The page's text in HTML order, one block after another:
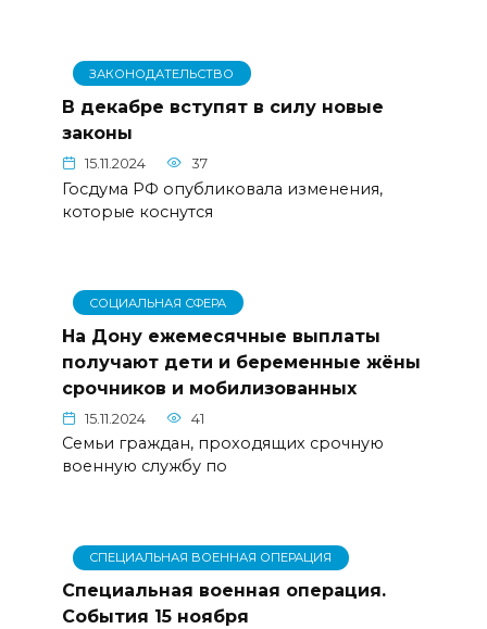
ЗАКОНОДАТЕЛЬСТВО
В декабре вступят в силу новые
законы
15.11.2024 37
Госдума РФ опубликовала изменения,
которые коснутся
СОЦИАЛЬНАЯ СФЕРА
На Дону ежемесячные выплаты
получают дети и беременные жёны
срочников и мобилизованных
15.11.2024 41
Семьи граждан, проходящих срочную
военную службу по
СПЕЦИАЛЬНАЯ ВОЕННАЯ ОПЕРАЦИЯ
Специальная военная операция.
События 15 ноября